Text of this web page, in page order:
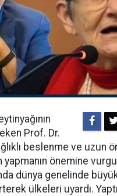
Prof. Dr.
beslenme ve uzun
yapmanın önemine vurgu
dünya genelinde
ülkeleri uyardı.